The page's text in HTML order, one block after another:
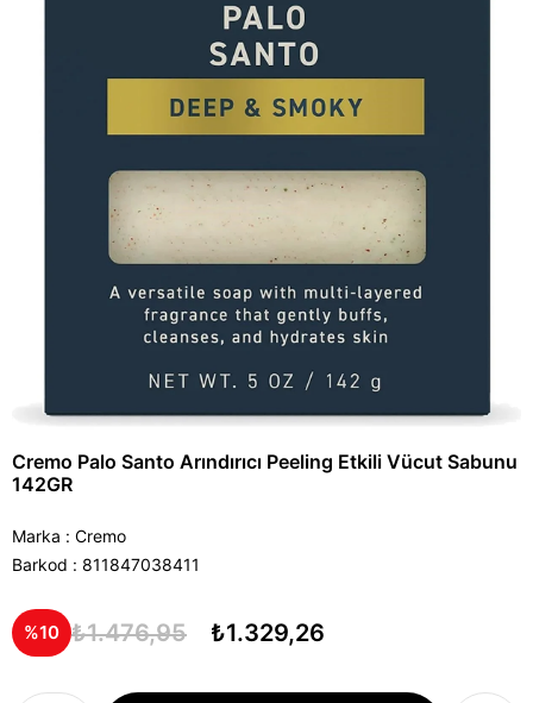
Cremo Palo Santo Arındırıcı Peeling Etkili Vücut Sabunu
142GR
Marka : Cremo
Barkod : 811847038411
10 ₺1.476,95 ₺1.329,26